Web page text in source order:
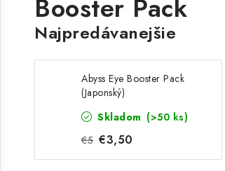
Booster Pack
Najpredávanejšie
Abyss Eye Booster Pack
(Japonský)
Skladom (>50 ks)
€5 €3,50